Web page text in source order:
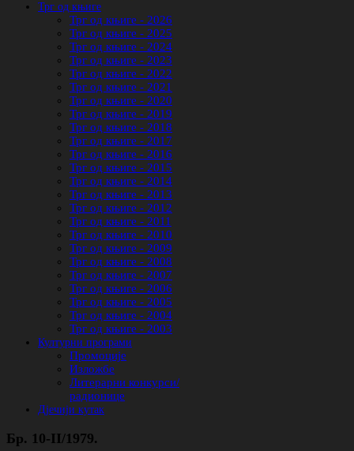
Трг од књиге
Трг од књиге - 2026
Трг од књиге - 2025
Трг од књиге - 2024
Трг од књиге - 2023
Трг од књиге - 2022
Трг од књиге - 2021
Трг од књиге - 2020
Трг од књиге - 2019
Трг од књиге - 2018
Трг од књиге - 2017
Трг од књиге - 2016
Трг од књиге - 2015
Трг од књиге - 2014
Трг од књиге - 2013
Трг од књиге - 2012
Трг од књиге - 2011
Трг од књиге - 2010
Трг од књиге - 2009
Трг од књиге - 2008
Трг од књиге - 2007
Трг од књиге - 2006
Трг од књиге - 2005
Трг од књиге - 2004
Трг од књиге - 2003
Културни програми
Промоције
Изложбе
Литерарни конкурси/
радионице
Дјечији кутак
Бр. 10-II/1979.